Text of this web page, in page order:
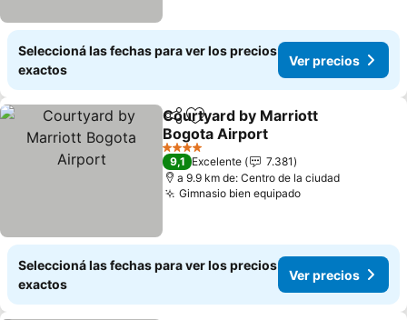
Seleccioná las fechas para ver los precios
exactos
Ver precios
CompartirAñadir a favoritos
Courtyard by Marriott
Bogota Airport
4 Estrellas
9,1 Excelente
7.381
a 9.9 km de: Centro de la ciudad
Gimnasio bien equipado
Seleccioná las fechas para ver los precios
exactos
Ver precios